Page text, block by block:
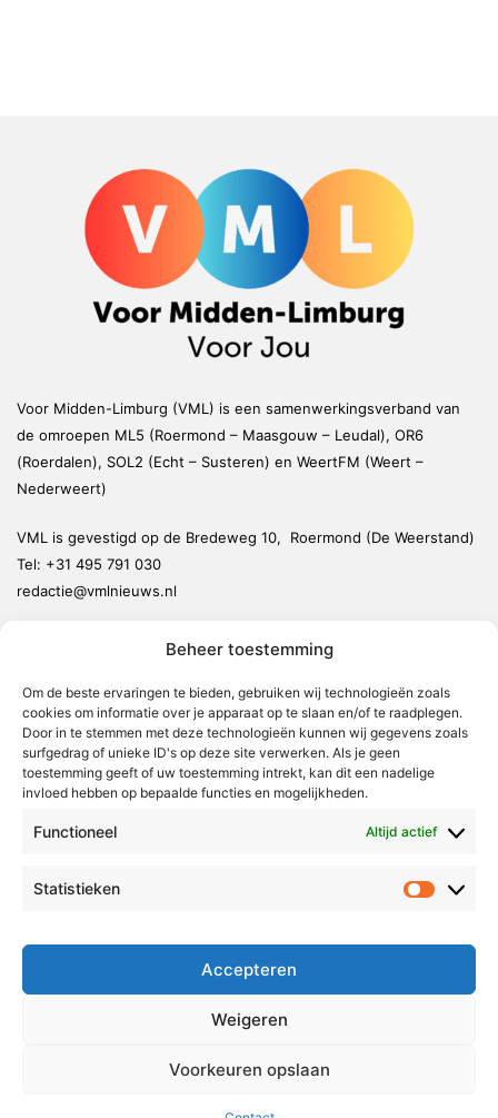
Beheer toestemming
Om de beste ervaringen te bieden, gebruiken wij technologieën zoals
cookies om informatie over je apparaat op te slaan en/of te raadplegen.
Door in te stemmen met deze technologieën kunnen wij gegevens zoals
surfgedrag of unieke ID's op deze site verwerken. Als je geen
toestemming geeft of uw toestemming intrekt, kan dit een nadelige
invloed hebben op bepaalde functies en mogelijkheden.
Functioneel Altijd actief
Statistieken
Accepteren
Weigeren
Voorkeuren opslaan
Voor Midden-Limburg (VML) is een samenwerkingsverband van
de omroepen ML5 (Roermond – Maasgouw – Leudal), OR6
(Roerdalen), SOL2 (Echt – Susteren) en WeertFM (Weert –
Nederweert)
VML is gevestigd op de Bredeweg 10, Roermond (De Weerstand)
Tel: +31 495 791 030
redactie@vmlnieuws.nl
Leudal
Maasgouw
Echt-Susteren
Radio & TV